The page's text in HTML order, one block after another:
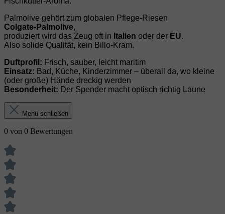
Palmolive gehört zum globalen Pflege‑Riesen
Colgate‑Palmolive,
produziert wird das Zeug oft in Italien oder der EU.
Also solide Qualität, kein Billo‑Kram.
Duftprofil: Frisch, sauber, leicht maritim
Einsatz: Bad, Küche, Kinderzimmer – überall da, wo kleine
(oder große) Hände dreckig werden
Besonderheit: Der Spender macht optisch richtig Laune
Menü schließen
0 von 0 Bewertungen